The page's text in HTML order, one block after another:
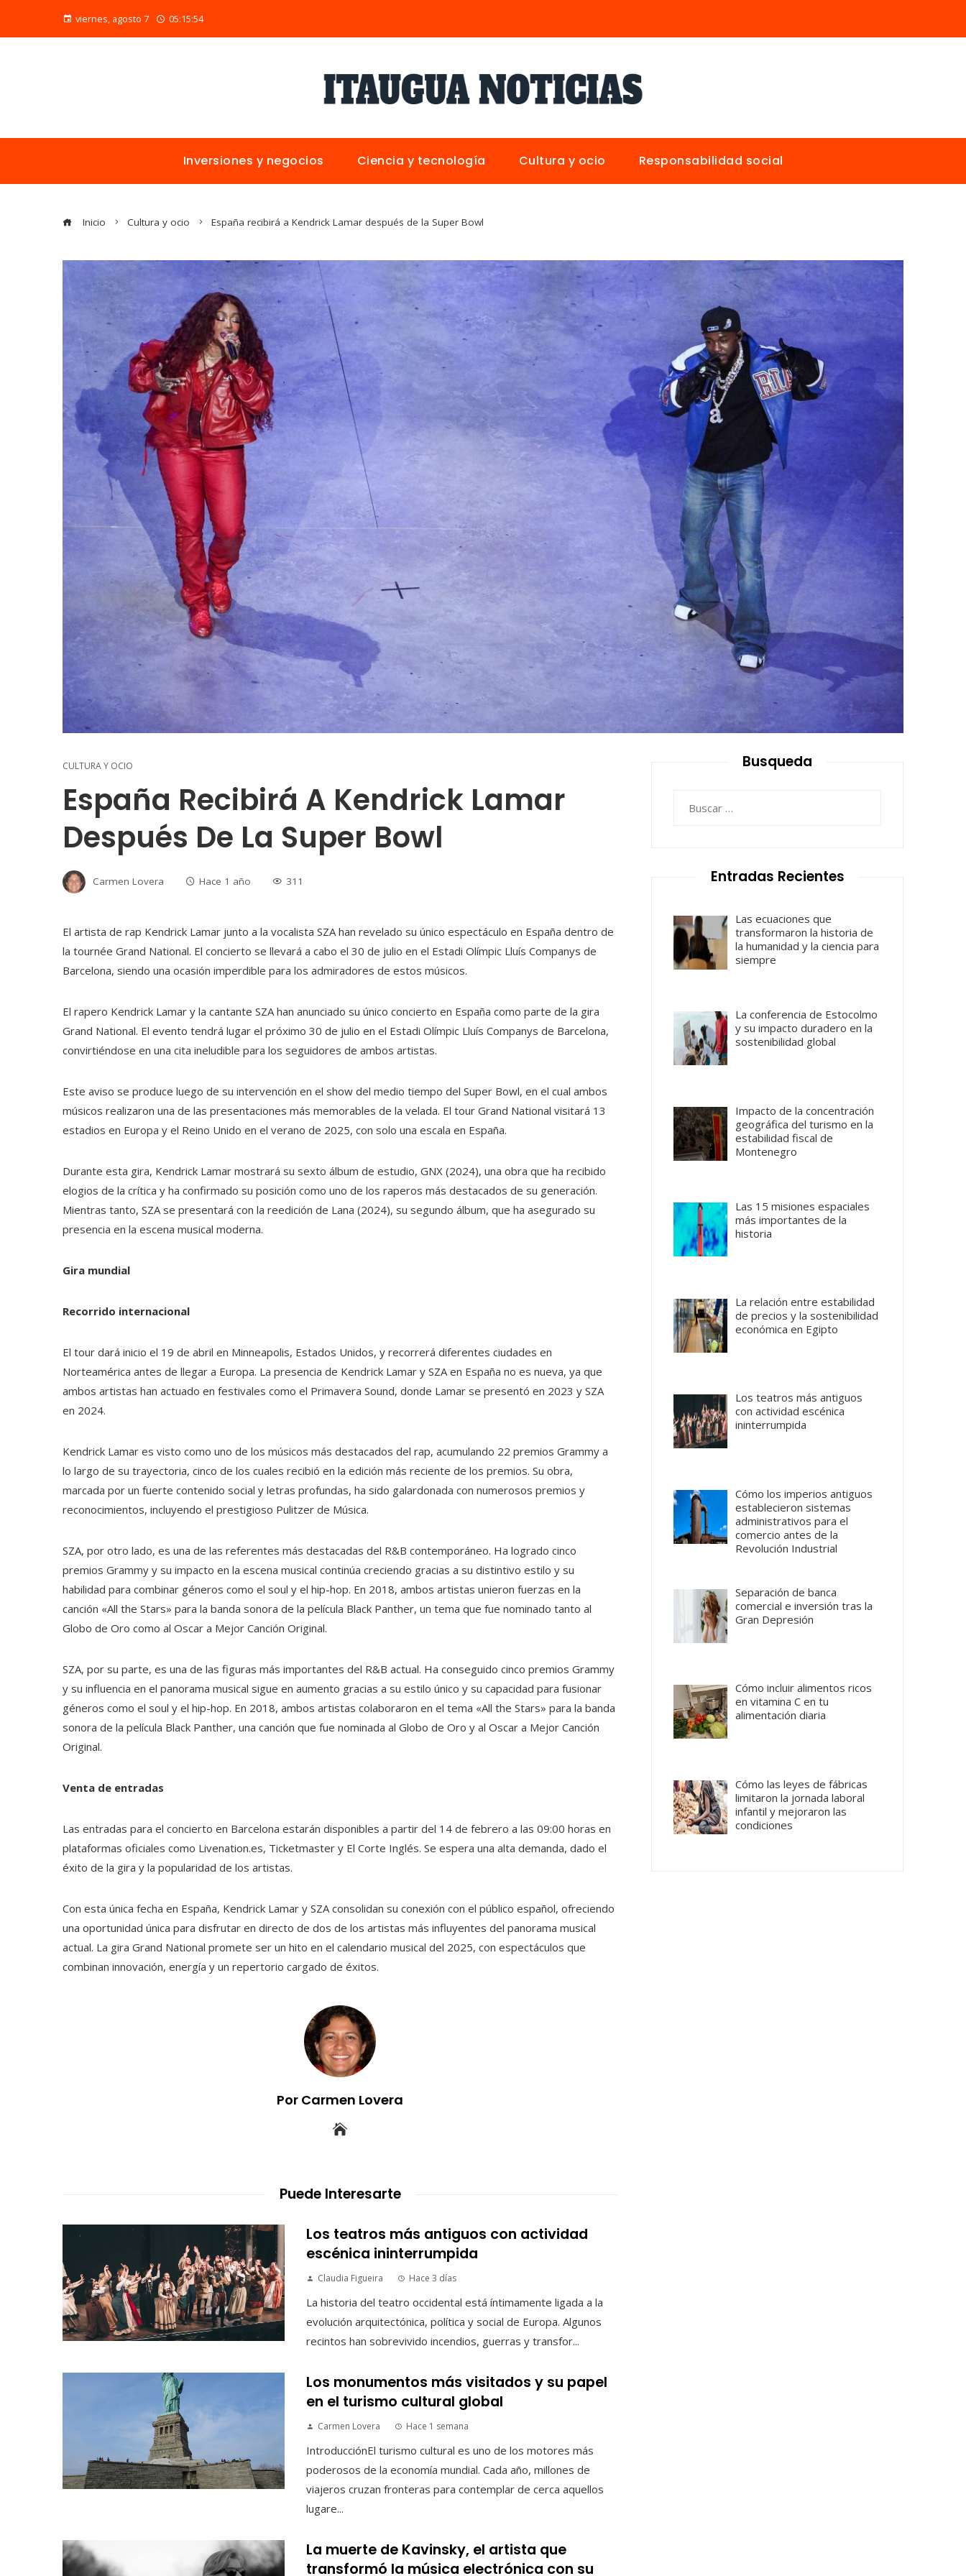
viernes, agosto 7 05:15:55
Inversiones y negocios Ciencia y tecnología Cultura y ocio Responsabilidad social
Inicio Cultura y ocio España recibirá a Kendrick Lamar después de la Super Bowl
CULTURA Y OCIO
España Recibirá A Kendrick Lamar
Después De La Super Bowl
Carmen Lovera Hace 1 año 311
El artista de rap Kendrick Lamar junto a la vocalista SZA han revelado su único espectáculo en España dentro de
la tournée Grand National. El concierto se llevará a cabo el 30 de julio en el Estadi Olímpic Lluís Companys de
Barcelona, siendo una ocasión imperdible para los admiradores de estos músicos.
El rapero Kendrick Lamar y la cantante SZA han anunciado su único concierto en España como parte de la gira
Grand National. El evento tendrá lugar el próximo 30 de julio en el Estadi Olímpic Lluís Companys de Barcelona,
convirtiéndose en una cita ineludible para los seguidores de ambos artistas.
Este aviso se produce luego de su intervención en el show del medio tiempo del Super Bowl, en el cual ambos
músicos realizaron una de las presentaciones más memorables de la velada. El tour Grand National visitará 13
estadios en Europa y el Reino Unido en el verano de 2025, con solo una escala en España.
Durante esta gira, Kendrick Lamar mostrará su sexto álbum de estudio, GNX (2024), una obra que ha recibido
elogios de la crítica y ha confirmado su posición como uno de los raperos más destacados de su generación.
Mientras tanto, SZA se presentará con la reedición de Lana (2024), su segundo álbum, que ha asegurado su
presencia en la escena musical moderna.
Gira mundial
Recorrido internacional
El tour dará inicio el 19 de abril en Minneapolis, Estados Unidos, y recorrerá diferentes ciudades en
Norteamérica antes de llegar a Europa. La presencia de Kendrick Lamar y SZA en España no es nueva, ya que
ambos artistas han actuado en festivales como el Primavera Sound, donde Lamar se presentó en 2023 y SZA
en 2024.
Kendrick Lamar es visto como uno de los músicos más destacados del rap, acumulando 22 premios Grammy a
lo largo de su trayectoria, cinco de los cuales recibió en la edición más reciente de los premios. Su obra,
marcada por un fuerte contenido social y letras profundas, ha sido galardonada con numerosos premios y
reconocimientos, incluyendo el prestigioso Pulitzer de Música.
SZA, por otro lado, es una de las referentes más destacadas del R&B contemporáneo. Ha logrado cinco
premios Grammy y su impacto en la escena musical continúa creciendo gracias a su distintivo estilo y su
habilidad para combinar géneros como el soul y el hip-hop. En 2018, ambos artistas unieron fuerzas en la
canción «All the Stars» para la banda sonora de la película Black Panther, un tema que fue nominado tanto al
Globo de Oro como al Oscar a Mejor Canción Original.
SZA, por su parte, es una de las figuras más importantes del R&B actual. Ha conseguido cinco premios Grammy
y su influencia en el panorama musical sigue en aumento gracias a su estilo único y su capacidad para fusionar
géneros como el soul y el hip-hop. En 2018, ambos artistas colaboraron en el tema «All the Stars» para la banda
sonora de la película Black Panther, una canción que fue nominada al Globo de Oro y al Oscar a Mejor Canción
Original.
Venta de entradas
Las entradas para el concierto en Barcelona estarán disponibles a partir del 14 de febrero a las 09:00 horas en
plataformas oficiales como Livenation.es, Ticketmaster y El Corte Inglés. Se espera una alta demanda, dado el
éxito de la gira y la popularidad de los artistas.
Con esta única fecha en España, Kendrick Lamar y SZA consolidan su conexión con el público español, ofreciendo
una oportunidad única para disfrutar en directo de dos de los artistas más influyentes del panorama musical
actual. La gira Grand National promete ser un hito en el calendario musical del 2025, con espectáculos que
combinan innovación, energía y un repertorio cargado de éxitos.
Por Carmen Lovera
Puede Interesarte
Los teatros más antiguos con actividad
escénica ininterrumpida
Claudia Figueira Hace 3 días
La historia del teatro occidental está íntimamente ligada a la
evolución arquitectónica, política y social de Europa. Algunos
recintos han sobrevivido incendios, guerras y transfor...
Los monumentos más visitados y su papel
en el turismo cultural global
Carmen Lovera Hace 1 semana
IntroducciónEl turismo cultural es uno de los motores más
poderosos de la economía mundial. Cada año, millones de
viajeros cruzan fronteras para contemplar de cerca aquellos
lugare...
La muerte de Kavinsky, el artista que
transformó la música electrónica con su
Busqueda
Entradas Recientes
Las ecuaciones que
transformaron la historia de
la humanidad y la ciencia para
siempre
La conferencia de Estocolmo
y su impacto duradero en la
sostenibilidad global
Impacto de la concentración
geográfica del turismo en la
estabilidad fiscal de
Montenegro
Las 15 misiones espaciales
más importantes de la
historia
La relación entre estabilidad
de precios y la sostenibilidad
económica en Egipto
Los teatros más antiguos
con actividad escénica
ininterrumpida
Cómo los imperios antiguos
establecieron sistemas
administrativos para el
comercio antes de la
Revolución Industrial
Separación de banca
comercial e inversión tras la
Gran Depresión
Cómo incluir alimentos ricos
en vitamina C en tu
alimentación diaria
Cómo las leyes de fábricas
limitaron la jornada laboral
infantil y mejoraron las
condiciones